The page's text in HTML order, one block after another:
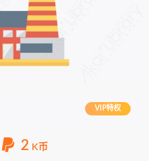
VIP特权
2 K币